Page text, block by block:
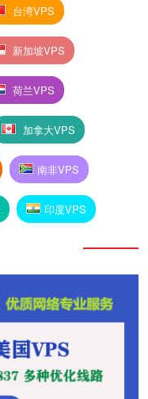
台湾VPS
新加坡VPS
荷兰VPS
加拿大VPS
南非VPS
印度VPS